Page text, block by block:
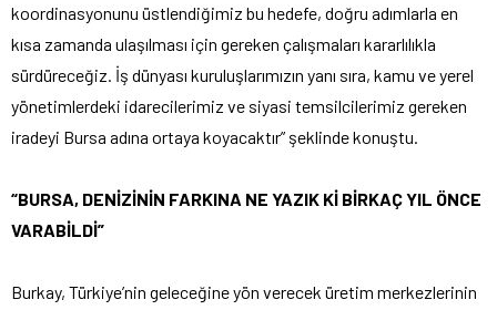
koordinasyonunu üstlendiğimiz bu hedefe, doğru adımlarla en
kısa zamanda ulaşılması için gereken çalışmaları kararlılıkla
sürdüreceğiz. İş dünyası kuruluşlarımızın yanı sıra, kamu ve yerel
yönetimlerdeki idarecilerimiz ve siyasi temsilcilerimiz gereken
iradeyi Bursa adına ortaya koyacaktır” şeklinde konuştu.
“BURSA, DENİZİNİN FARKINA NE YAZIK Kİ BİRKAÇ YIL ÖNCE
VARABİLDİ”
Burkay, Türkiye’nin geleceğine yön verecek üretim merkezlerinin